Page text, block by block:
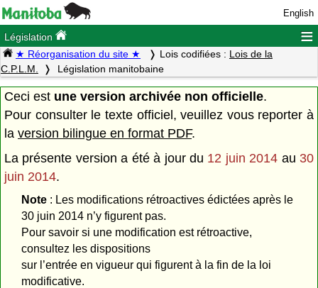
English
Législation ≡
★ Réorganisation du site ★ Lois codifiées : Lois de la
C.P.L.M.
Législation manitobaine
Ceci est une version archivée non officielle.
Pour consulter le texte officiel, veuillez vous reporter à
la version bilingue en format PDF.
La présente version a été à jour du 12 juin 2014 au 30
juin 2014.
Note: Les modifications rétroactives édictées après le
30 juin 2014 n’y figurent pas.
Pour savoir si une modification est rétroactive,
consultez les dispositions
sur l’entrée en vigueur qui figurent à la fin de la loi
modificative.